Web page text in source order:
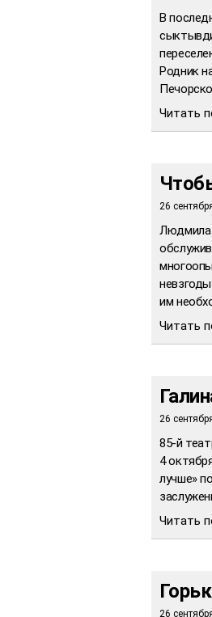
В
Родник
Читать
26
Людмила
им
Читать
26
85-й
4
лучше»
Читать
26